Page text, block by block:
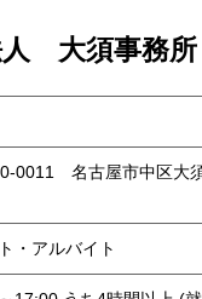
大須事務
0011 名古屋市中区大
・アルバイト